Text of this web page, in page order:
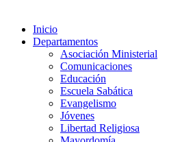
Inicio
Departamentos
Asociación Ministerial
Comunicaciones
Educación
Escuela Sabática
Evangelismo
Jóvenes
Libertad Religiosa